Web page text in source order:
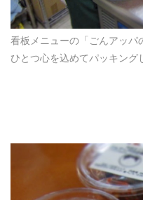
看板メニューの「ごんアッパ
ひとつ心を込めてパッキング